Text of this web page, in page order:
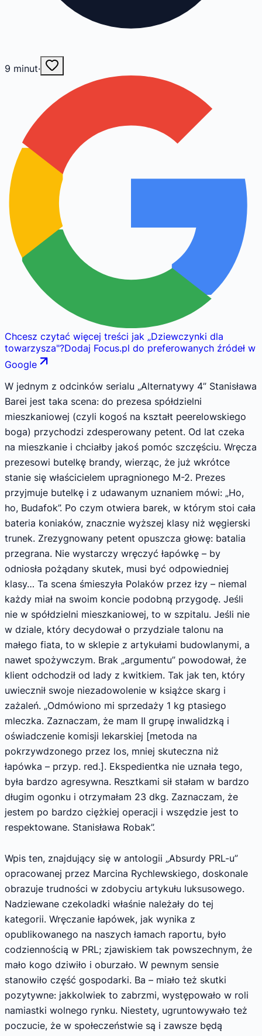
9 minut·
Chcesz czytać więcej treści jak „Dziewczynki dla
towarzysza"?Dodaj Focus.pl do preferowanych źródeł w
Google
W jednym z odcinków serialu „Alternatywy 4” Stanisława
Barei jest taka scena: do prezesa spółdzielni
mieszkaniowej (czyli kogoś na kształt peerelowskiego
boga) przychodzi zdesperowany petent. Od lat czeka
na mieszkanie i chciałby jakoś pomóc szczęściu. Wręcza
prezesowi butelkę brandy, wierząc, że już wkrótce
stanie się właścicielem upragnionego M-2. Prezes
przyjmuje butelkę i z udawanym uznaniem mówi: „Ho,
ho, Budafok”. Po czym otwiera barek, w którym stoi cała
bateria koniaków, znacznie wyższej klasy niż węgierski
trunek. Zrezygnowany petent opuszcza głowę: batalia
przegrana. Nie wystarczy wręczyć łapówkę – by
odniosła pożądany skutek, musi być odpowiedniej
klasy… Ta scena śmieszyła Polaków przez łzy – niemal
każdy miał na swoim koncie podobną przygodę. Jeśli
nie w spółdzielni mieszkaniowej, to w szpitalu. Jeśli nie
w dziale, który decydował o przydziale talonu na
małego fiata, to w sklepie z artykułami budowlanymi, a
nawet spożywczym. Brak „argumentu” powodował, że
klient odchodził od lady z kwitkiem. Tak jak ten, który
uwiecznił swoje niezadowolenie w książce skarg i
zażaleń. „Odmówiono mi sprzedaży 1 kg ptasiego
mleczka. Zaznaczam, że mam II grupę inwalidzką i
oświadczenie komisji lekarskiej [metoda na
pokrzywdzonego przez los, mniej skuteczna niż
łapówka – przyp. red.]. Ekspedientka nie uznała tego,
była bardzo agresywna. Resztkami sił stałam w bardzo
długim ogonku i otrzymałam 23 dkg. Zaznaczam, że
jestem po bardzo ciężkiej operacji i wszędzie jest to
respektowane. Stanisława Robak”.
Wpis ten, znajdujący się w antologii „Absurdy PRL-u”
opracowanej przez Marcina Rychlewskiego, doskonale
obrazuje trudności w zdobyciu artykułu luksusowego.
Nadziewane czekoladki właśnie należały do tej
kategorii. Wręczanie łapówek, jak wynika z
opublikowanego na naszych łamach raportu, było
codziennością w PRL; zjawiskiem tak powszechnym, że
mało kogo dziwiło i oburzało. W pewnym sensie
stanowiło część gospodarki. Ba – miało też skutki
pozytywne: jakkolwiek to zabrzmi, występowało w roli
namiastki wolnego rynku. Niestety, ugruntowywało też
poczucie, że w społeczeństwie są i zawsze będą